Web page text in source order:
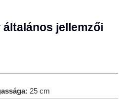
jellemzői
25 cm